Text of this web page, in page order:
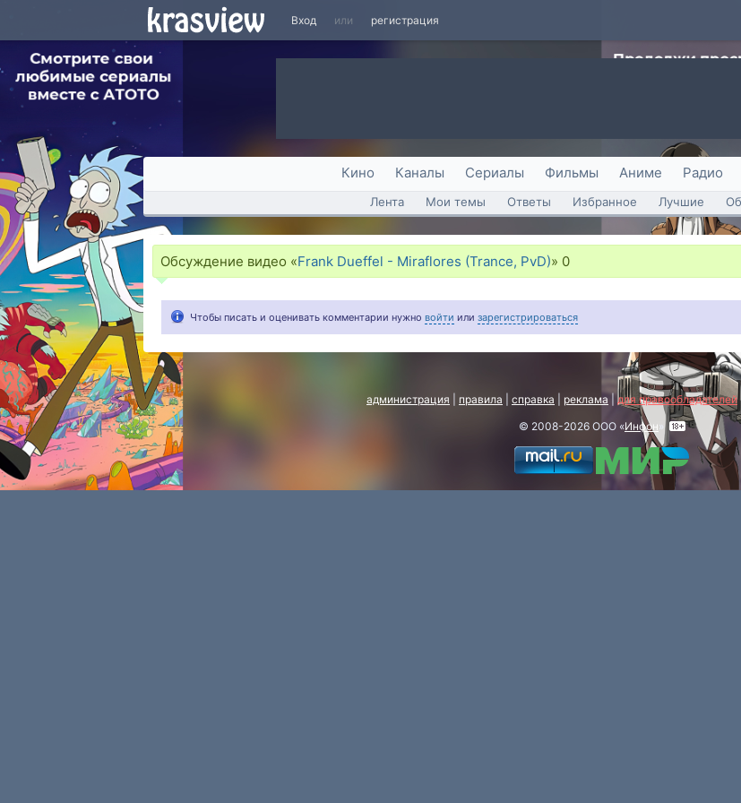
Вход или регистрация
Кино Каналы Сериалы Фильмы Аниме Радио
Лента Мои темы Ответы Избранное Лучшие
Обсуждение видео «Frank Dueffel - Miraflores (Trance, PvD)» 0
Чтобы писать и оценивать комментарии нужно войти или зарегистрироваться
администрация правила справка реклама для правообладателей
© 2008-2026 ООО «Инфон»